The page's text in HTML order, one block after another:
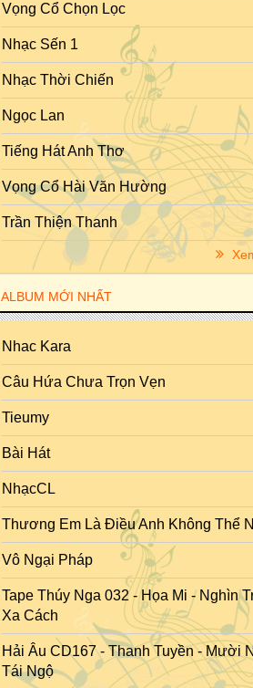
Vọng Cổ Chọn Lọc
Nhạc Sến 1
Nhạc Thời Chiến
Ngọc Lan
Tiếng Hát Anh Thơ
Vọng Cổ Hài Văn Hường
Trần Thiện Thanh
ALBUM MỚI NHẤT
Nhac Kara
Câu Hứa Chưa Trọn Vẹn
Tieumy
Bài Hát
NhạcCL
Thương Em Là Điều Anh Không Thể
Vô Ngại Pháp
Tape Thúy Nga 032 - Họa Mi - Nghìn
Xa Cách
Hải Âu CD167 - Thanh Tuyền - Mười
Tái Ngộ